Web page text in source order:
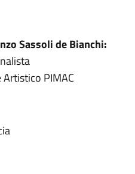
Sassoli de Bianchi:
PIMAC